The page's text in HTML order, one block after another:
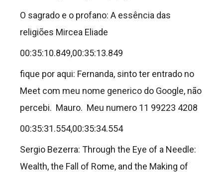
O sagrado e o profano: A essência das
religiões Mircea Eliade
00:35:10.849,00:35:13.849
fique por aqui: Fernanda, sinto ter entrado no
Meet com meu nome generico do Google, não
percebi. Mauro. Meu numero 11 99223 4208
00:35:31.554,00:35:34.554
Sergio Bezerra: Through the Eye of a Needle:
Wealth, the Fall of Rome, and the Making of